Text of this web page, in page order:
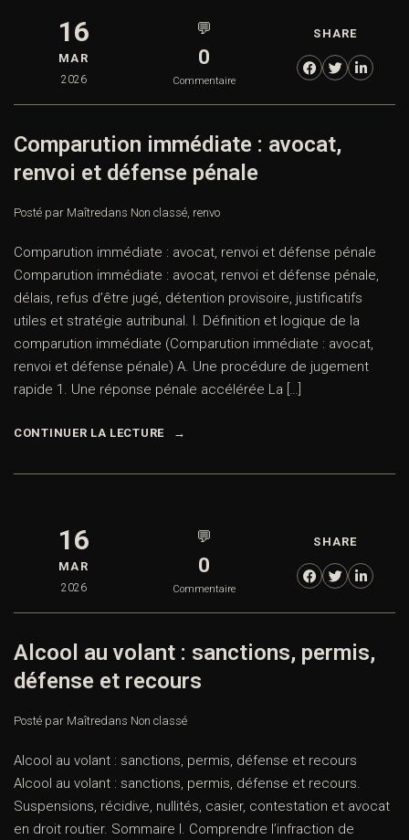
16
MAR
2026
💬
0
Commentaire
SHARE
Comparution immédiate : avocat,
renvoi et défense pénale
Posté par Maîtredans Non classé, renvo
Comparution immédiate : avocat, renvoi et défense pénale
Comparution immédiate : avocat, renvoi et défense pénale,
délais, refus d’être jugé, détention provisoire, justificatifs
utiles et stratégie autribunal. I. Définition et logique de la
comparution immédiate (Comparution immédiate : avocat,
renvoi et défense pénale) A. Une procédure de jugement
rapide 1. Une réponse pénale accélérée La […]
CONTINUER LA LECTURE
16
MAR
2026
💬
0
Commentaire
SHARE
Alcool au volant : sanctions, permis,
défense et recours
Posté par Maîtredans Non classé
Alcool au volant : sanctions, permis, défense et recours
Alcool au volant : sanctions, permis, défense et recours.
Suspensions, récidive, nullités, casier, contestation et avocat
en droit routier. Sommaire I. Comprendre l’infraction de